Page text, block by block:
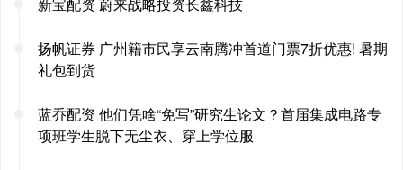
扬帆证券 广州籍市民享云南腾冲首道门票7折优惠! 暑期
礼包到货
蓝乔配资 他们凭啥“免写”研究生论文？首届集成电路专
项班学生脱下无尘衣、穿上学位服